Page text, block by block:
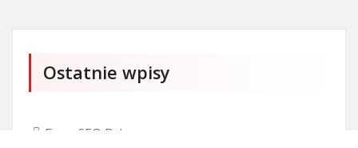
Ostatnie wpisy
Firma SEO Bytom